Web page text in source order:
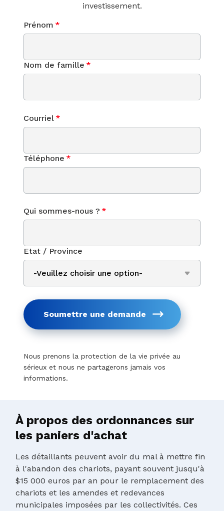
investissement.
Prénom *
Nom de famille *
Courriel *
Téléphone *
Qui sommes-nous ? *
Etat / Province
Soumettre une demande
Nous prenons la protection de la vie privée au
sérieux et nous ne partagerons jamais vos
informations.
À propos des ordonnances sur
les paniers d'achat
Les détaillants peuvent avoir du mal à mettre fin
à l'abandon des chariots, payant souvent jusqu'à
$15 000 euros par an pour le remplacement des
chariots et les amendes et redevances
municipales imposées par les collectivités. Ces